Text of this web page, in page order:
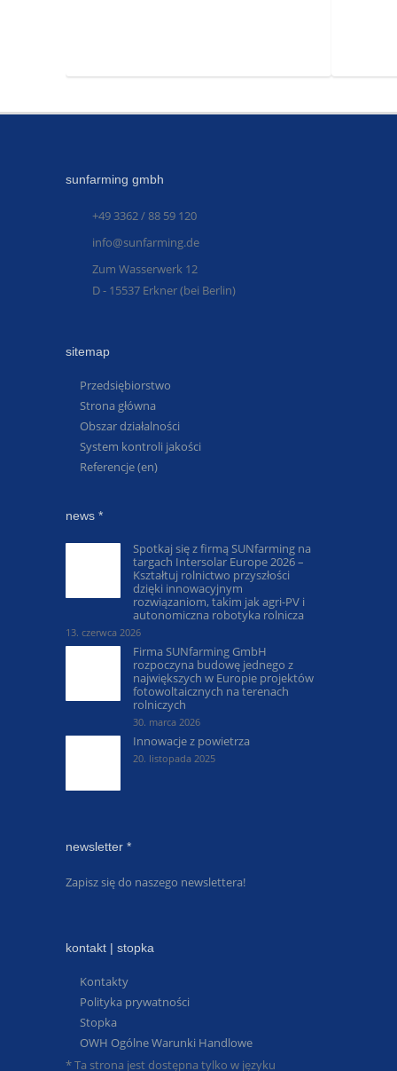
sunfarming gmbh
+49 3362 / 88 59 120
info@sunfarming.de
Zum Wasserwerk 12
D - 15537 Erkner (bei Berlin)
sitemap
Przedsiębiorstwo
Strona główna
Obszar działalności
System kontroli jakości
Referencje (en)
news *
Spotkaj się z firmą SUNfarming na
targach Intersolar Europe 2026 –
Kształtuj rolnictwo przyszłości
dzięki innowacyjnym
rozwiązaniom, takim jak agri-PV i
autonomiczna robotyka rolnicza
13. czerwca 2026
Firma SUNfarming GmbH
rozpoczyna budowę jednego z
największych w Europie projektów
fotowoltaicznych na terenach
rolniczych
30. marca 2026
Innowacje z powietrza
20. listopada 2025
newsletter *
Zapisz się do naszego newslettera!
kontakt | stopka
Kontakty
Polityka prywatności
Stopka
OWH Ogólne Warunki Handlowe
* Ta strona jest dostępna tylko w języku